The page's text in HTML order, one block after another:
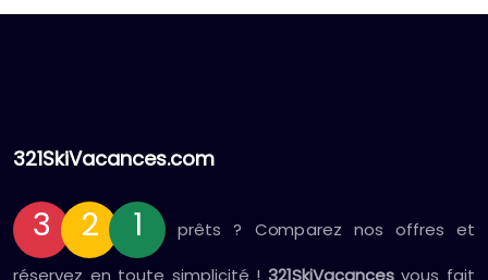
321SkiVacances.com
3 2 1
prêts ? Comparez nos offres et
réservez en toute simplicité ! 321SkiVacancesvous fait